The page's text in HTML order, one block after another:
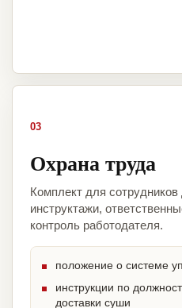
03
Охрана труда
Комплект для
инструктажи,
контроль работодателя.
положение о системе
инструкции по
доставки суши